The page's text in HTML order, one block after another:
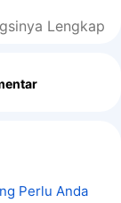
Lengkap
Perlu Anda